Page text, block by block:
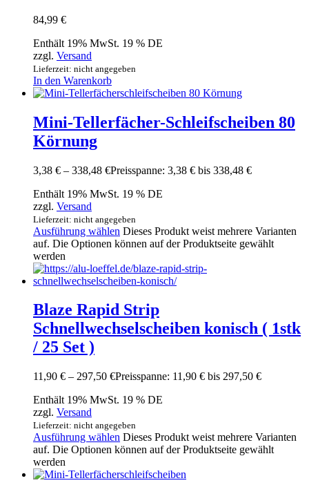
84,99 €
Enthält 19% MwSt. 19 % DE
zzgl. Versand
Lieferzeit: nicht angegeben
In den Warenkorb
Mini-Tellerfächer-Schleifscheiben 80
Körnung
3,38 € – 338,48 €Preisspanne: 3,38 € bis 338,48 €
Enthält 19% MwSt. 19 % DE
zzgl. Versand
Lieferzeit: nicht angegeben
Ausführung wählen Dieses Produkt weist mehrere Varianten
auf. Die Optionen können auf der Produktseite gewählt
werden
Blaze Rapid Strip
Schnellwechselscheiben konisch ( 1stk
/ 25 Set )
11,90 € – 297,50 €Preisspanne: 11,90 € bis 297,50 €
Enthält 19% MwSt. 19 % DE
zzgl. Versand
Lieferzeit: nicht angegeben
Ausführung wählen Dieses Produkt weist mehrere Varianten
auf. Die Optionen können auf der Produktseite gewählt
werden